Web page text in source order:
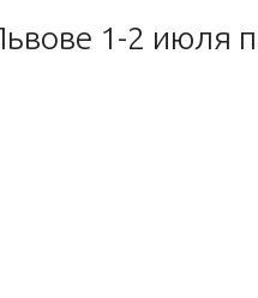
1-2 июля